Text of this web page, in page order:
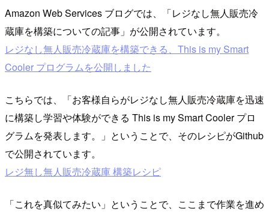
Amazon Web Services ブログでは、「レジなし無人販売冷
蔵庫を構築についての記事」が公開されています。
レジなし無人販売冷蔵庫を構築できる、This is my Smart
Cooler プログラムを公開しました
こちらでは、「お客様自らがレジなし無人販売冷蔵庫を迅速
に構築し学習や体験ができる This is my Smart Cooler プロ
グラムを発表します。」ということで、そのレシピがGithub
で公開されています。
レジ無し無人販売冷蔵庫 構築レシピ
「これを真似てみたい」ということで、ここまで作業を進め